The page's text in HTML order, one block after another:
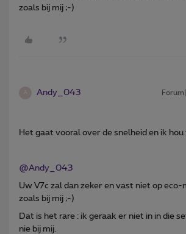
zoals bij mij ;-)
Andy_043
Het gaat vooral over de snelheid en ik hou
@Andy_043
Uw V7c zal dan zeker en vast niet op eco-
zoals bij mij ;-)
Dat is het rare : ik geraak er niet in in die
nie bij mij.